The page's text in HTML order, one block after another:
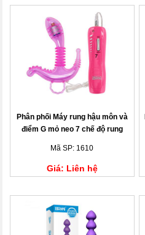
Phân phối Máy rung hậu môn và
điểm G mỏ neo 7 chế độ rung
Mã SP: 1610
Giá: Liên hệ